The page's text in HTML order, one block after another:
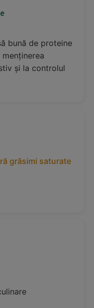
bună de proteine
și la controlul
grăsimi saturate